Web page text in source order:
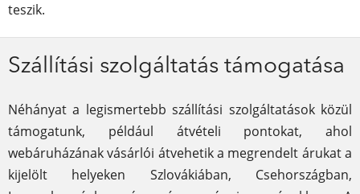
teszik.
Szállítási szolgáltatás támogatása
Néhányat a legismertebb szállítási szolgáltatások közül
támogatunk, például átvételi pontokat, ahol
webáruházának vásárlói átvehetik a megrendelt árukat a
kijelölt helyeken Szlovákiában, Csehországban,